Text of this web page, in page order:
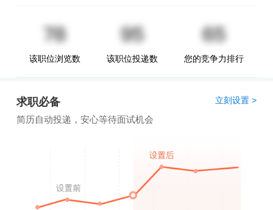
该职位浏览数 该职位投递数 您的竞争力排行
求职必备 立刻设置 >
简历自动投递，安心等待面试机会